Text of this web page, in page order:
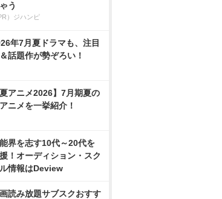
う
）ジハンピ
年7月夏ドラマも、注目
話題作が勢ぞろい！
夏アニメ2026】7月期夏の
ニメを一挙紹介！
界を志す10代～20代を
！オーディション・スク
情報はDeview
読み放題サブスクおすす